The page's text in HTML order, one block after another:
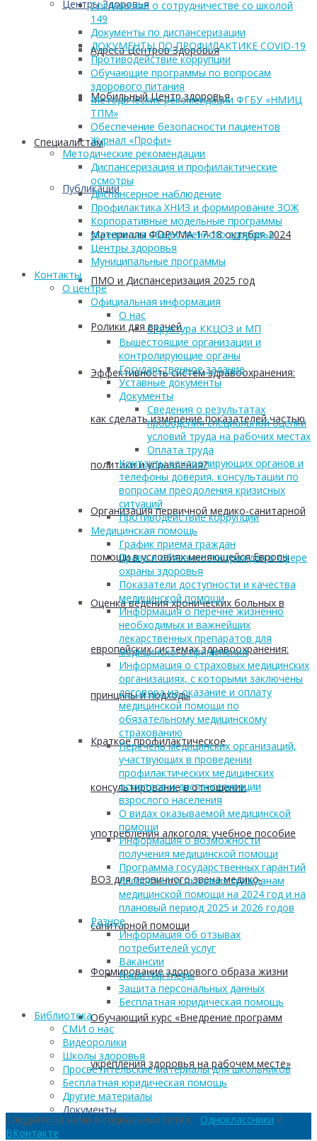
Центры Здоровья
Адреса Центров Здоровья
Мобильный Центр здоровья
Cпециалистам
Публикации
Материалы ФОРУМА 17-18 октября 2024
ПМО и Диспансеризация 2025 год
Ролики для врачей
Эффективность систем здравоохранения:
как сделать измерение показателей частью
политики и управления?
Организация первичной медико-санитарной
помощи в условиях меняющейся Европы
Оценка ведения хронических больных в
европейских системах здравоохранения:
принципы и подходы
Краткое профилактическое
консультирование в отношении
употребления алкоголя: учебное пособие
ВОЗ для первичного звена медико-
санитарной помощи
Формирование здорового образа жизни
Обучающий курс «Внедрение программ
укрепления здоровья на рабочем месте»
Документы
Соглашение о сотрудничестве со школой
149
Документы по диспансеризации
ДОКУМЕНТЫ ПО ПРОФИЛАКТИКЕ COVID-19
Противодействие коррупции
Обучающие программы по вопросам
здорового питания
Методические рекомендации ФГБУ «НМИЦ
ТПМ»
Обеспечение безопасности пациентов
Журнал «Профи»
Методические рекомендации
Диспансеризация и профилактические
осмотры
Диспансерное наблюдение
Профилактика ХНИЗ и формирование ЗОЖ
Корпоративные модельные программы
укрепления общественного здоровья
Центры здоровья
Муниципальные программы
Контакты
О центре
Официальная информация
О нас
Структура ККЦОЗ и МП
Вышестоящие организации и
контролирующие органы
Государственное задание
Уставные документы
Документы
Сведения о результатах
проведения специальной оценки
условий труда на рабочих местах
Оплата труда
Контакты контролирующих органов и
телефоны доверия, консультации по
вопросам преодоления кризисных
ситуаций
Противодействие коррупции
Медицинская помощь
График приема граждан
Права и обязанности граждан в сфере
охраны здоровья
Показатели доступности и качества
медицинской помощи
Информация о перечне жизненно
необходимых и важнейших
лекарственных препаратов для
медицинского применения
Информация о страховых медицинских
организациях, с которыми заключены
договора на оказание и оплату
медицинской помощи по
обязательному медицинскому
страхованию
Перечень медицинских организаций,
участвующих в проведении
профилактических медицинских
осмотров и диспансеризации
взрослого населения
О видах оказываемой медицинской
помощи
Информация о возможности
получения медицинской помощи
Программа государственных гарантий
бесплатного оказания гражданам
медицинской помощи на 2024 год и на
плановый период 2025 и 2026 годов
Разное
Информация об отзывах
потребителей услуг
Вакансии
Наши партнеры
Защита персональных данных
Бесплатная юридическая помощь
Библиотека
СМИ о нас
Видеоролики
Школы здоровья
Просветительские материалы для школьников
Бесплатная юридическая помощь
Другие материалы
Следуйте за нами в социальных сетях: Одноклассники и
ВКонтакте